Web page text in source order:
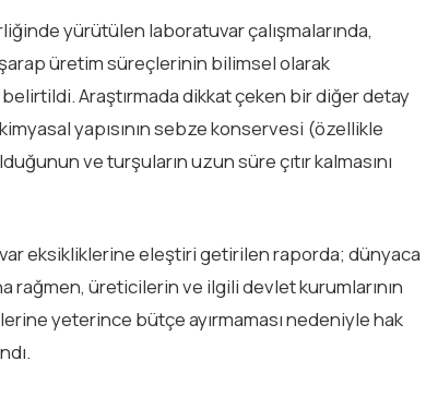
yürütülen laboratuvar çalışmalarında,
üretim süreçlerinin bilimsel olarak
Araştırmada dikkat çeken bir diğer detay
yapısının sebze konservesi (özellikle
ve turşuların uzun süre çıtır kalmasını
eksikliklerine eleştiri getirilen raporda; dünyaca
rağmen, üreticilerin ve ilgili devlet kurumlarının
yeterince bütçe ayırmaması nedeniyle hak